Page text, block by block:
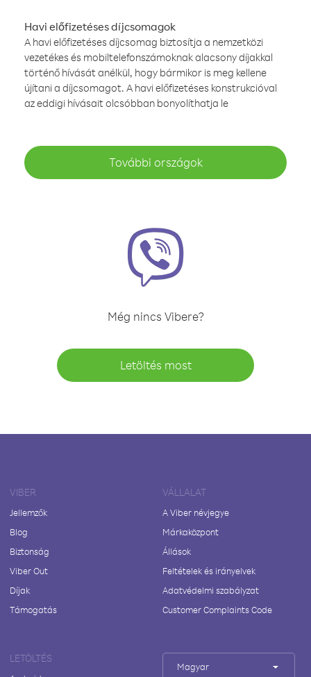
Havi előfizetéses díjcsomagok
A havi előfizetéses díjcsomag biztosítja a nemzetközi
vezetékes és mobiltelefonszámoknak alacsony díjakkal
történő hívását anélkül, hogy bármikor is meg kellene
újítani a díjcsomagot. A havi előfizetéses konstrukcióval
az eddigi hívásait olcsóbban bonyolíthatja le
További országok
Még nincs Vibere?
Letöltés most
VIBER
Jellemzők
Blog
Biztonság
Viber Out
Díjak
Támogatás
VÁLLALAT
A Viber névjegye
Márkaközpont
Állások
Feltételek és irányelvek
Adatvédelmi szabályzat
Customer Complaints Code
LETÖLTÉS
Magyar